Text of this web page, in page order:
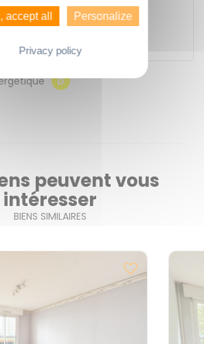
11 place du Bas des Lices
35000Rennes
D
peuvent vous
intéresser
BIENS SIMILAIRES
accept all Personalize
Privacy policy